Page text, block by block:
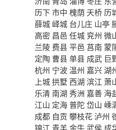
历下市中 槐荫 天桥 历
薛城 峄城 台儿庄 山亭
高密 昌邑 任城 兖州 微
兰陵 费县平邑 莒南 蒙
定陶 曹县单县 成武 巨
杭州 宁波 温州 嘉兴湖
上城拱墅 西湖 滨江 萧
乐清 南湖 秀洲 嘉善 海
江山 定海普陀 岱山 嵊
成都 自贡 攀枝花 泸州
锦江 青羊金牛武侯 成